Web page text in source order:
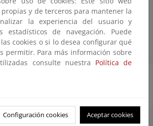
para participar se recogen en el BOE
de 2023.
incorporación para los centros
y de terceros para mantener la
la experiencia del usuario y
estadísticos de navegación. Puede
cookies o si lo desea configurar qué
permitir. Para más información sobre
consulte nuestra Política de
Configuración cookies Aceptar cookies